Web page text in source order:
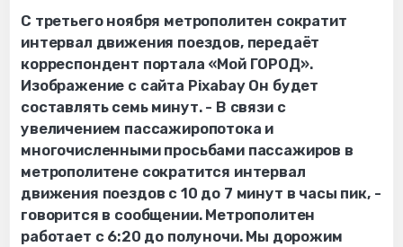
С третьего ноября метрополитен сократит
интервал движения поездов, передаёт
корреспондент портала «Мой ГОРОД».
Изображение с сайта Pixabay Он будет
составлять семь минут. - В связи с
увеличением пассажиропотока и
многочисленными просьбами пассажиров в
метрополитене сократится интервал
движения поездов с 10 до 7 минут в часы пик, -
говорится в сообщении. Метрополитен
работает с 6:20 до полуночи. Мы дорожим